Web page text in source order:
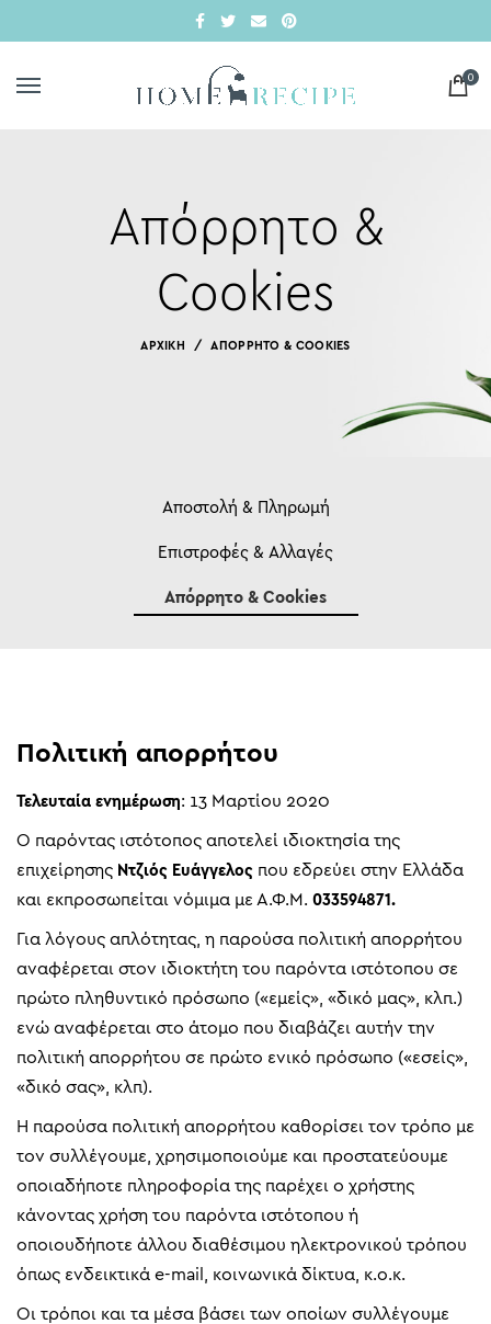
0
Απόρρητο &
Cookies
ΑΡΧΙΚΗ ΑΠΌΡΡΗΤΟ & COOKIES
Αποστολή & Πληρωμή
Επιστροφές & Αλλαγές
Απόρρητο & Cookies
Πολιτική απορρήτου
Τελευταία ενημέρωση: 13 Μαρτίου 2020
Ο παρόντας ιστότοπος αποτελεί ιδιοκτησία της
επιχείρησης Ντζιός Ευάγγελος που εδρεύει στην Ελλάδα
και εκπροσωπείται νόμιμα με Α.Φ.Μ. 033594871.
Για λόγους απλότητας, η παρούσα πολιτική απορρήτου
αναφέρεται στον ιδιοκτήτη του παρόντα ιστότοπου σε
πρώτο πληθυντικό πρόσωπο («εμείς», «δικό μας», κλπ.)
ενώ αναφέρεται στο άτομο που διαβάζει αυτήν την
πολιτική απορρήτου σε πρώτο ενικό πρόσωπο («εσείς»,
«δικό σας», κλπ).
Η παρούσα πολιτική απορρήτου καθορίσει τον τρόπο με
τον συλλέγουμε, χρησιμοποιούμε και προστατεύουμε
οποιαδήποτε πληροφορία της παρέχει ο χρήστης
κάνοντας χρήση του παρόντα ιστότοπου ή
οποιουδήποτε άλλου διαθέσιμου ηλεκτρονικού τρόπου
όπως ενδεικτικά e-mail, κοινωνικά δίκτυα, κ.ο.κ.
Οι τρόποι και τα μέσα βάσει των οποίων συλλέγουμε